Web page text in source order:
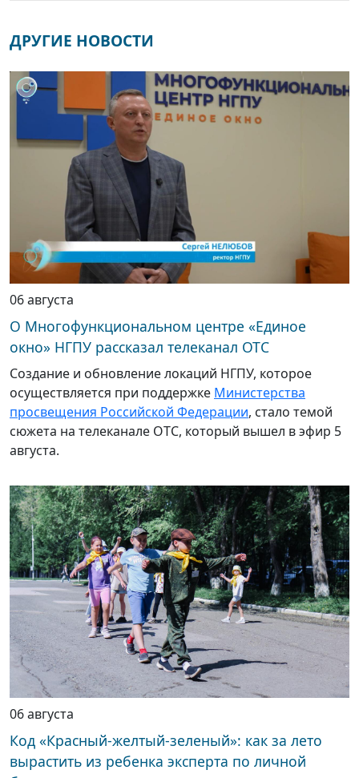
ДРУГИЕ НОВОСТИ
06 августа
О Многофункциональном центре «Единое
окно» НГПУ рассказал телеканал ОТС
Создание и обновление локаций НГПУ, которое
осуществляется при поддержке Министерства
просвещения Российской Федерации, стало темой
сюжета на телеканале ОТС, который вышел в эфир 5
августа.
06 августа
Код «Красный-желтый-зеленый»: как за лето
вырастить из ребенка эксперта по личной